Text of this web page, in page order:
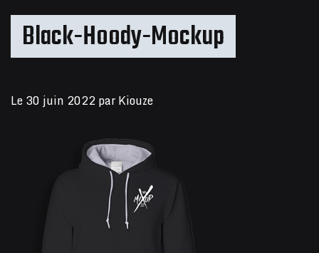
Black-Hoody-Mockup
Le30 juin 2022parKiouze